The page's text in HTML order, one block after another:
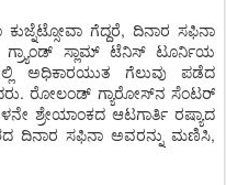
ಗೆದ್ದರೆ, ದಿನಾರ ಸಫಿನಾ
ಗ್ರ್ಯಾಂಡ್ ಸ್ಲಾಮ್ ಟೆನಿಸ್ ಟೂರ್ನಿಯ
ಅಧಿಕಾರಯುತ ಗೆಲುವು ಪಡೆದ
ರೋಲಂಡ್ ಗ್ಯಾರೋಸ್‌ನ ಸೆಂಟರ್
ಶ್ರೇಯಾಂಕದ ಆಟಗಾರ್ತಿ ರಷ್ಯಾದ
ದಿನಾರ ಸಫಿನಾ ಅವರನ್ನು ಮಣಿಸಿ,